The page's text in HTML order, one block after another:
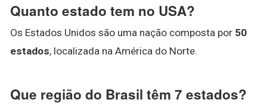
Quanto estado tem no USA?
Os Estados Unidos são uma nação composta por 50
estados, localizada na América do Norte.
Que região do Brasil têm 7 estados?